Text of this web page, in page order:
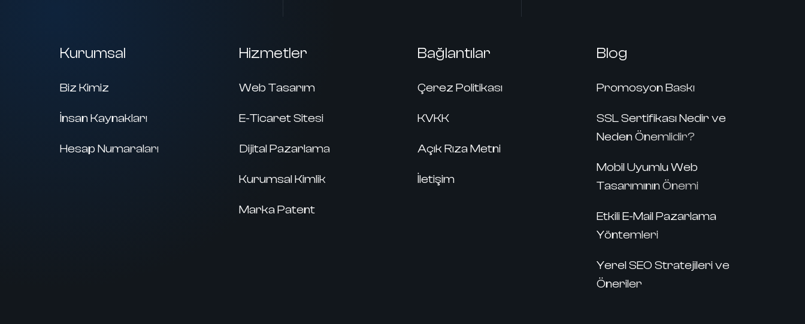
Kurumsal
Biz Kimiz
İnsan Kaynakları
Hesap Numaraları
Hizmetler
Web Tasarım
E-Ticaret Sitesi
Dijital Pazarlama
Kurumsal Kimlik
Marka Patent
Bağlantılar
Çerez Politikası
KVKK
Açık Rıza Metni
İletişim
Blog
Promosyon Baskı
SSL Sertifikası Nedir ve
Neden Önemlidir?
Mobil Uyumlu Web
Tasarımının Önemi
Etkili E-Mail Pazarlama
Yöntemleri
Yerel SEO Stratejileri ve
Öneriler